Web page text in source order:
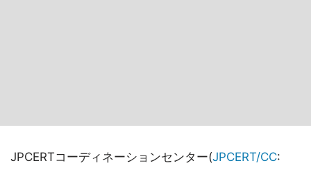
JPCERTコーディネーションセンター(JPCERT/CC: